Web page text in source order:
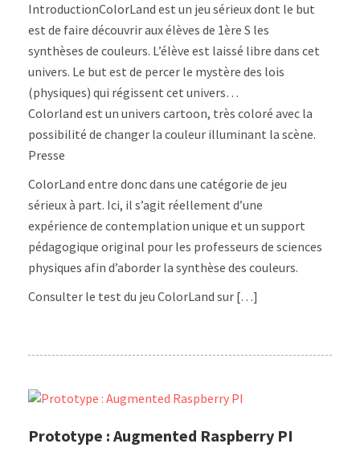
jeu
sérieux
réalité
virtuelle
IntroductionColorLand est un jeu sérieux dont le but
est de faire découvrir aux élèves de 1ère S les
synthèses de couleurs. L’élève est laissé libre dans cet
univers. Le but est de percer le mystère des lois
(physiques) qui régissent cet univers…
Colorland est un univers cartoon, très coloré avec la
possibilité de changer la couleur illuminant la scène.
Presse
ColorLand entre donc dans une catégorie de jeu
sérieux à part. Ici, il s’agit réellement d’une
expérience de contemplation unique et un support
pédagogique original pour les professeurs de sciences
physiques afin d’aborder la synthèse des couleurs.
Consulter le test du jeu ColorLand sur […]
Prototype : Augmented Raspberry PI